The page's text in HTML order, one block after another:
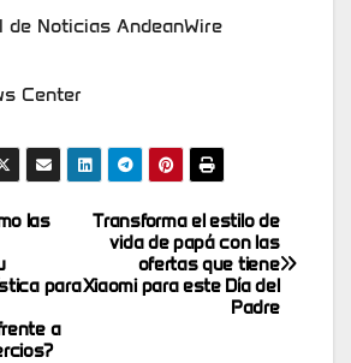
de Noticias AndeanWire
Center
Transforma el estilo de
vida de papá con las
ofertas que tiene
Xiaomi para este Día del
Padre
las
para
a